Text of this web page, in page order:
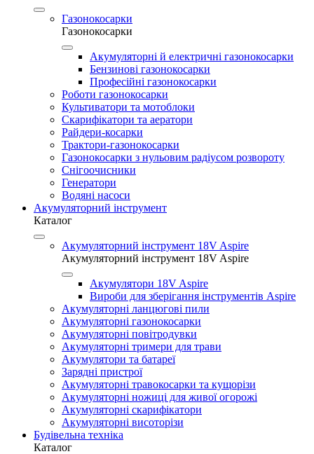
Газонокосарки
Газонокосарки
Акумуляторні й електричні газонокосарки
Бензинові газонокосарки
Професійні газонокосарки
Роботи газонокосарки
Культиватори та мотоблоки
Скарифікатори та аератори
Райдери-косарки
Трактори-газонокосарки
Газонокосарки з нульовим радіусом розвороту
Снігоочисники
Генератори
Водяні насоси
Акумуляторний інструмент
Каталог
Акумуляторний інструмент 18V Aspire
Акумуляторний інструмент 18V Aspire
Акумулятори 18V Aspire
Вироби для зберігання інструментів Aspire
Акумуляторні ланцюгові пили
Акумуляторні газонокосарки
Акумуляторні повітродувки
Акумуляторні тримери для трави
Акумулятори та батареї
Зарядні пристрої
Акумуляторні травокосарки та кущорізи
Акумуляторні ножиці для живої огорожі
Акумуляторні скарифікатори
Акумуляторні висоторізи
Будівельна техніка
Каталог